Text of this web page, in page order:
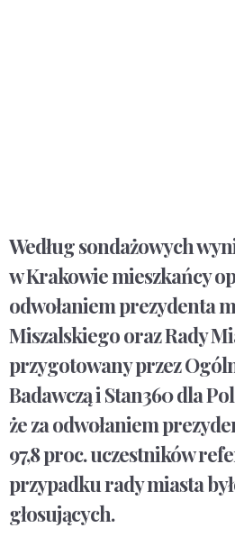
Według sondażowych
w Krakowie mieszkańcy
odwołaniem prezydenta
Miszalskiego oraz Rady
przygotowany przez
Badawczą i Stan360 dla
że za odwołaniem
97,8 proc. uczestników
przypadku rady miasta
głosujących.